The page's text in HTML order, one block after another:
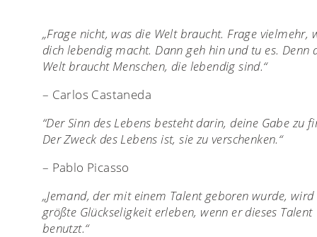
„Frage nicht, was die Welt braucht. Frage vielmehr,
dich lebendig macht. Dann geh hin und tu es. Denn
Welt braucht Menschen, die lebendig sind.“
– Carlos Castaneda
“Der Sinn des Lebens besteht darin, deine Gabe zu
Der Zweck des Lebens ist, sie zu verschenken.“
– Pablo Picasso
„Jemand, der mit einem Talent geboren wurde, wird
größte Glückseligkeit erleben, wenn er dieses Talent
benutzt.“